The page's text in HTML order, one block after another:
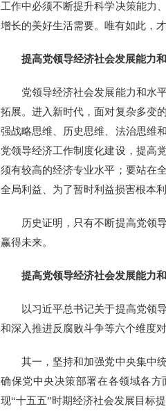
工作中必须不断提升科学决策能力
增长的美好生活需要。唯有如此，
提高党领导经济社会发展能力和
党领导经济社会发展能力和水平
拓展。进入新时代，面对复杂多变
强战略思维、历史思维、法治思维
党领导经济工作制度化建设，提高
须有较高的经济专业水平；要站在
全局利益、为了暂时利益损害根本
历史证明，只有不断提高党领导
赢得未来。
提高党领导经济社会发展能力和
以习近平总书记关于提高党领导
和深入推进反腐败斗争等六个维度
其一，坚持和加强党中央集中统
确保党中央决策部署在各领域各
现“十五五”时期经济社会发展目标